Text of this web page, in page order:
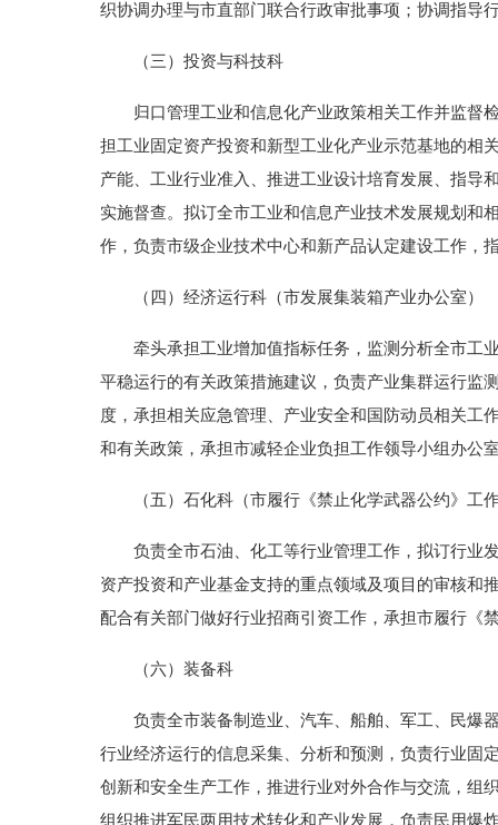
织协调办理与市直部门联合行政审批事项；协调指导
（三）投资与科技科
归口管理工业和信息化产业政策相关工作并监督检
担工业固定资产投资和新型工业化产业示范基地的相
产能、工业行业准入、推进工业设计培育发展、指导
实施督查。拟订全市工业和信息产业技术发展规划和
作，负责市级企业技术中心和新产品认定建设工作，
（四）经济运行科（市发展集装箱产业办公室）
牵头承担工业增加值指标任务，监测分析全市工业
平稳运行的有关政策措施建议，负责产业集群运行监
度，承担相关应急管理、产业安全和国防动员相关工
和有关政策，承担市减轻企业负担工作领导小组办公
（五）石化科（市履行《禁止化学武器公约》工
负责全市石油、化工等行业管理工作，拟订行业发
资产投资和产业基金支持的重点领域及项目的审核和
配合有关部门做好行业招商引资工作，承担市履行《
（六）装备科
负责全市装备制造业、汽车、船舶、军工、民爆器
行业经济运行的信息采集、分析和预测，负责行业固
创新和安全生产工作，推进行业对外合作与交流，组
组织推进军民两用技术转化和产业发展，负责民用爆